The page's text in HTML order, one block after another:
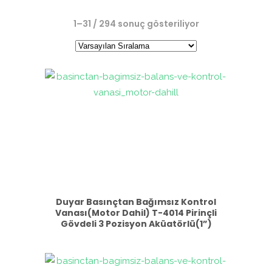
1–31 / 294 sonuç gösteriliyor
Duyar Basınçtan Bağımsız Kontrol
Vanası(Motor Dahil) T-4014 Pirinçli
Gövdeli 3 Pozisyon Aküatörlü(1”)